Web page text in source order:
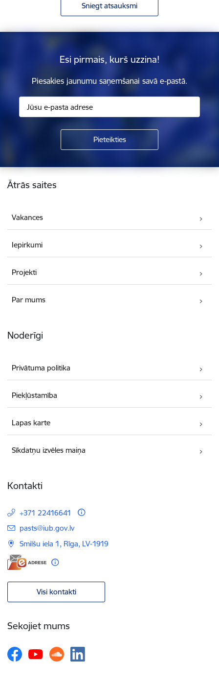
Sniegt atsauksmi
Esi pirmais, kurš uzzina!
Piesakies jaunumu saņemšanai savā e-pastā.
Kājene
Ātrās saites
Vakances
Iepirkumi
Projekti
Par mums
Noderīgi
Privātuma politika
Piekļūstamība
Lapas karte
Sīkdatņu izvēles maiņa
Kontakti
+371 22416641
E-pasts:
pasts@iub.gov.lv
Smilšu iela 1, Rīga, LV-1919
Visi kontakti
Sekojiet mums